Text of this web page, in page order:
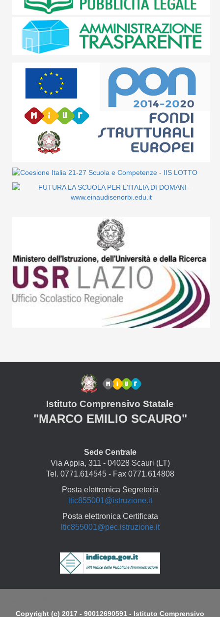
Istituto Comprensivo Statale
"MARCO EMILIO SCAURO"
Sede Centrale
Via Appia, 311 - 04028 Scauri (LT)
Tel. 0771.614545 - Fax 0771.614808
Posta elettronica Segreteria
ltic855001@istruzione.it
Posta elettronica Certificata
ltic855001@pec.istruzione.it
Copyright (c) 2017 - 90012690591 - Istituto Comprensivo